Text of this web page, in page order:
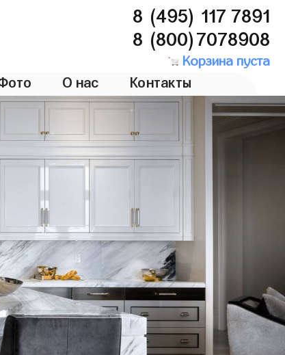
8 (495) 117 7891
8 (800)7078908
Корзина пуста
О нас Контакты